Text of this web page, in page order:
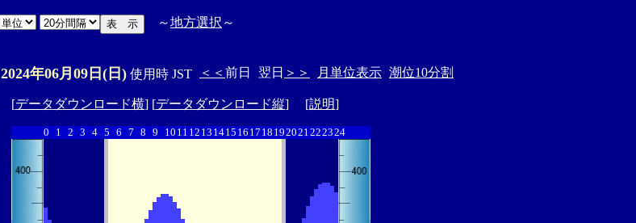
～地方選択 ～
2024年06月09日(日) 使用時 JST ＜＜ 前日 翌日 ＞＞ 月単位表示 潮位10分割
[データダウンロード横] [データダウンロード縦] [説明]
0 1 2 3 4 5 6 7 8 9 10 11 12 13 1415 16 17 18 192021222324